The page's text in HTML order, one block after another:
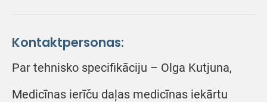
Kontaktpersonas:
Par tehnisko specifikāciju – Olga Kutjuna,
Medicīnas ierīču daļas medicīnas iekārtu